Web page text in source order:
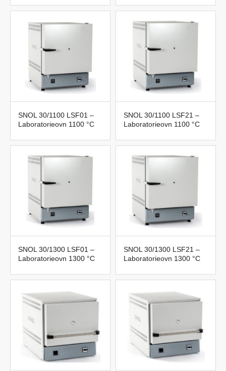
SNOL 30/1100 LSF01 –
Laboratorieovn 1100 °C
SNOL 30/1100 LSF21 –
Laboratorieovn 1100 °C
SNOL 30/1300 LSF01 –
Laboratorieovn 1300 °C
SNOL 30/1300 LSF21 –
Laboratorieovn 1300 °C